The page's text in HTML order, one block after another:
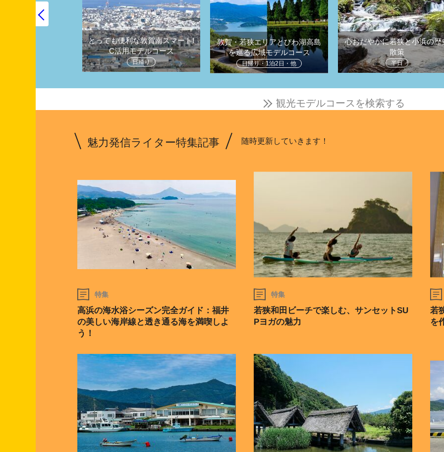
とっても便利な敦賀南スマートI
C活用モデルコース
日帰り
敦賀・若狭エリアとびわ湖高島
を巡る広域モデルコース
日帰り・1泊2日・他
心おだやかに若狭と小浜の歴
散策
半日
観光モデルコースを検索する
魅力発信ライター特集記事 随時更新していきます！
特集
高浜の海水浴シーズン完全ガイド：福井
の美しい海岸線と透き通る海を満喫しよ
う！
特集
若狭和田ビーチで楽しむ、サンセットSU
Pヨガの魅力
若
を